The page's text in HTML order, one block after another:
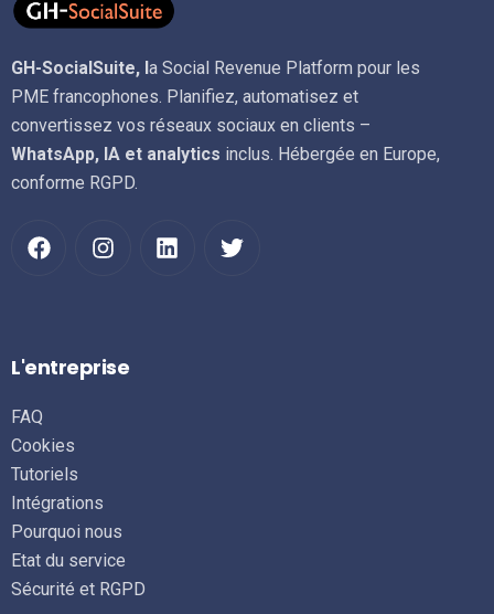
GH-SocialSuite, l a Social Revenue Platform pour les
PME francophones. Planifiez, automatisez et
convertissez vos réseaux sociaux en clients –
WhatsApp, IA et analytics inclus. Hébergée en Europe,
conforme RGPD.
L'entreprise
FAQ
Cookies
Tutoriels
Intégrations
Pourquoi nous
Etat du service
Sécurité et RGPD